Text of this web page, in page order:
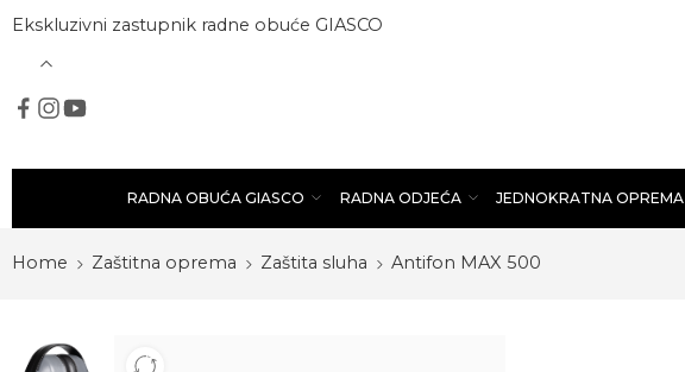
Ekskluzivni zastupnik radne obuće GIASCO
RADNA OBUĆA GIASCO RADNA ODJEĆA JEDNOKRATNA OPREMA
Home Zaštitna oprema Zaštita sluha Antifon MAX 500